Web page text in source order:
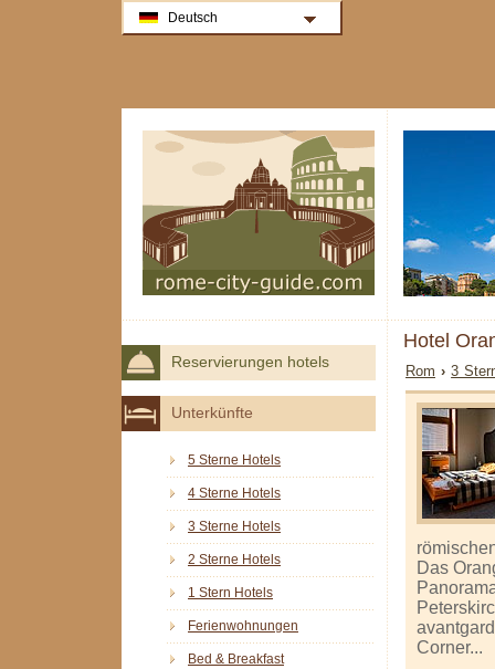
Hotel
Rom ›3
Das
Corner...
Reservierungen hotels
Unterkünfte
5 Sterne Hotels
4 Sterne Hotels
3 Sterne Hotels
2 Sterne Hotels
1 Stern Hotels
Ferienwohnungen
Bed & Breakfast
Deutsch